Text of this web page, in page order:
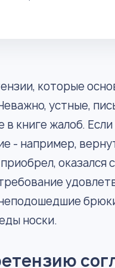
которые
устные,
книге жалоб.
- например,
оказался
носки.